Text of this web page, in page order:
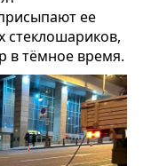
ее
в тёмное время.